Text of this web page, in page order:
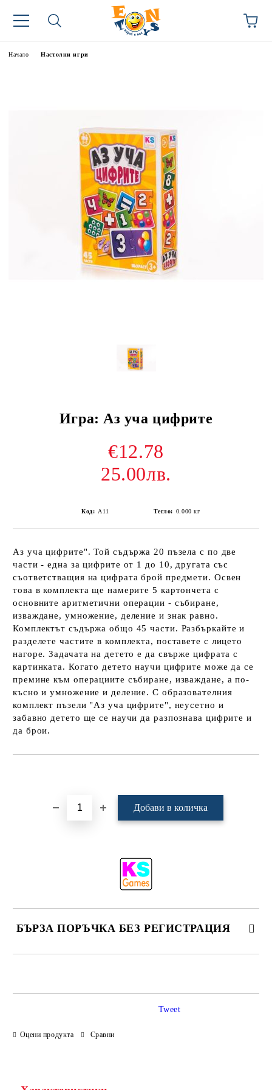
Начало Настолни игри
Игра: Аз уча цифрите
€12.78
25.00лв.
Код: A11 Тегло: 0.000 кг
Аз уча цифрите". Той съдържа 20 пъзела с по две
части - една за цифрите от 1 до 10, другата със
съответстващия на цифрата брой предмети. Освен
това в комплекта ще намерите 5 картончета с
основните аритметични операции - събиране,
изваждане, умножение, деление и знак равно.
Комплектът съдържа общо 45 части. Разбъркайте и
разделете частите в комплекта, поставете с лицето
нагоре. Задачата на детето е да свърже цифрата с
картинката. Когато детето научи цифрите може да се
премине към операциите събиране, изваждане, а по-
късно и умножение и деление. С образователния
комплект пъзели "Аз уча цифрите", неусетно и
забавно детето ще се научи да разпознава цифрите и
да брои.
БЪРЗА ПОРЪЧКА БЕЗ РЕГИСТРАЦИЯ
Оцени продукта Сравни
Tweet